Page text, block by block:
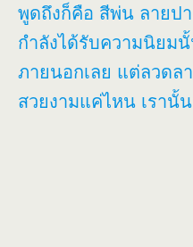
พูดถึงก็คือ สีพ่น ลายป
กำลังได้รับความนิยม
ภายนอกเลย แต่ลวดล
สวยงามแค่ไหน เรานั้